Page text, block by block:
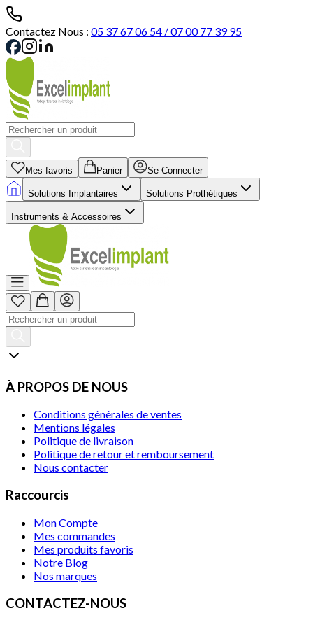
Contactez Nous : 05 37 67 06 54 / 07 00 77 39 95
Mes favoris Panier Se Connecter
Solutions Implantaires Solutions Prothétiques
Instruments & Accessoires
À PROPOS DE NOUS
Conditions générales de ventes
Mentions légales
Politique de livraison
Politique de retour et remboursement
Nous contacter
Raccourcis
Mon Compte
Mes commandes
Mes produits favoris
Notre Blog
Nos marques
CONTACTEZ-NOUS